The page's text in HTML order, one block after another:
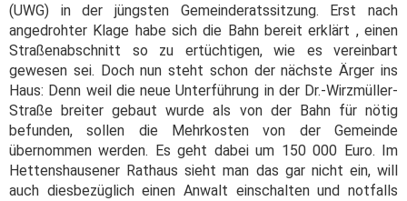
(UWG) in der jüngsten Gemeinderatssitzung. Erst nach
angedrohter Klage habe sich die Bahn bereit erklärt , einen
Straßenabschnitt so zu ertüchtigen, wie es vereinbart
gewesen sei. Doch nun steht schon der nächste Ärger ins
Haus: Denn weil die neue Unterführung in der Dr.-Wirzmüller-
Straße breiter gebaut wurde als von der Bahn für nötig
befunden, sollen die Mehrkosten von der Gemeinde
übernommen werden. Es geht dabei um 150 000 Euro. Im
Hettenshausener Rathaus sieht man das gar nicht ein, will
auch diesbezüglich einen Anwalt einschalten und notfalls